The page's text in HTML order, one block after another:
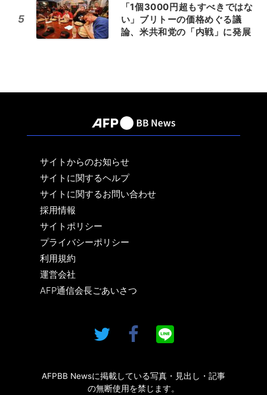
5
「1個3000円超もすべきではな
い」ブリトーの価格めぐる議
論、米共和党の「内戦」に発展
サイトからのお知らせ
サイトに関するヘルプ
サイトに関するお問い合わせ
採用情報
サイトポリシー
プライバシーポリシー
利用規約
運営会社
AFP通信会長ごあいさつ
AFPBB Newsに掲載している写真・見出し・記事
の無断使用を禁じます。